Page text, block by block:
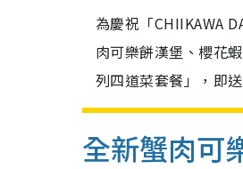
為慶祝「CHIIKAWA
肉可樂餅漢堡、櫻花
列四道菜套餐」，即
全新蟹肉可